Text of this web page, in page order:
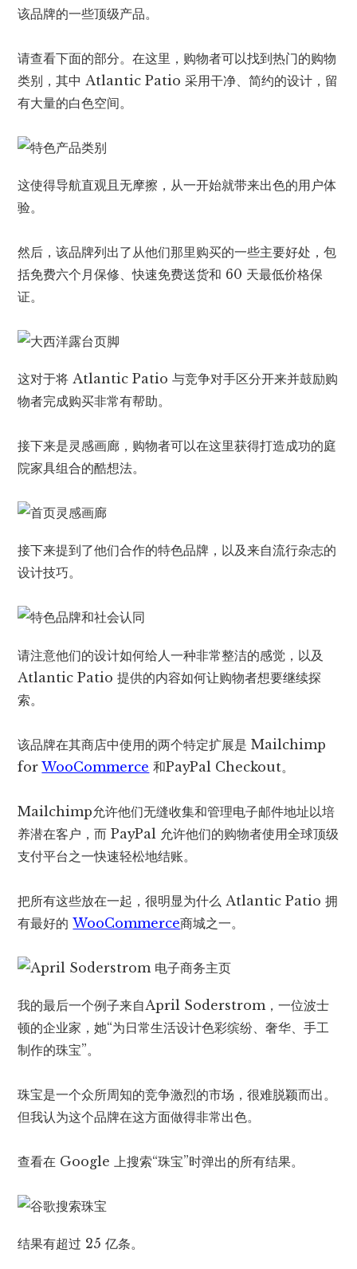
该品牌的一些顶级产品。
请查看下面的部分。在这里，购物者可以找到热门的购物
类别，其中 Atlantic Patio 采用干净、简约的设计，留
有大量的白色空间。
这使得导航直观且无摩擦，从一开始就带来出色的用户体
验。
然后，该品牌列出了从他们那里购买的一些主要好处，包
括免费六个月保修、快速免费送货和 60 天最低价格保
证。
这对于将 Atlantic Patio 与竞争对手区分开来并鼓励购
物者完成购买非常有帮助。
接下来是灵感画廊，购物者可以在这里获得打造成功的庭
院家具组合的酷想法。
接下来提到了他们合作的特色品牌，以及来自流行杂志的
设计技巧。
请注意他们的设计如何给人一种非常整洁的感觉，以及
Atlantic Patio 提供的内容如何让购物者想要继续探
索。
该品牌在其商店中使用的两个特定扩展是 Mailchimp
forWooCommerce 和PayPal Checkout。
Mailchimp允许他们无缝收集和管理电子邮件地址以培
养潜在客户，而 PayPal 允许他们的购物者使用全球顶级
支付平台之一快速轻松地结账。
把所有这些放在一起，很明显为什么 Atlantic Patio 拥
有最好的WooCommerce商城之一。
我的最后一个例子来自April Soderstrom，一位波士
顿的企业家，她“为日常生活设计色彩缤纷、奢华、手工
制作的珠宝”。
珠宝是一个众所周知的竞争激烈的市场，很难脱颖而出。
但我认为这个品牌在这方面做得非常出色。
查看在 Google 上搜索“珠宝”时弹出的所有结果。
结果有超过 25 亿条。